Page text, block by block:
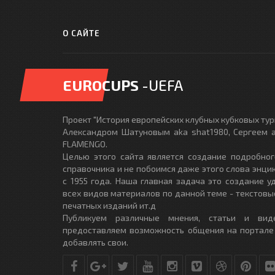
О САЙТЕ
EUROCUPS -UEFA
Проект "История европейских клубных кубковых
Александром Шатуновым aka shat1980, Сергеем
FLAMENGO.
Целью этого сайта является создание
справочника и не побоимся даже этого слова
с 1955 года. Наша главная задача это создание
всех видов материалов по данной теме -
печатных изданий ит.д
Публикуем различные мнения, статьи и
предоставляем возможность общения на
добавлять свои.